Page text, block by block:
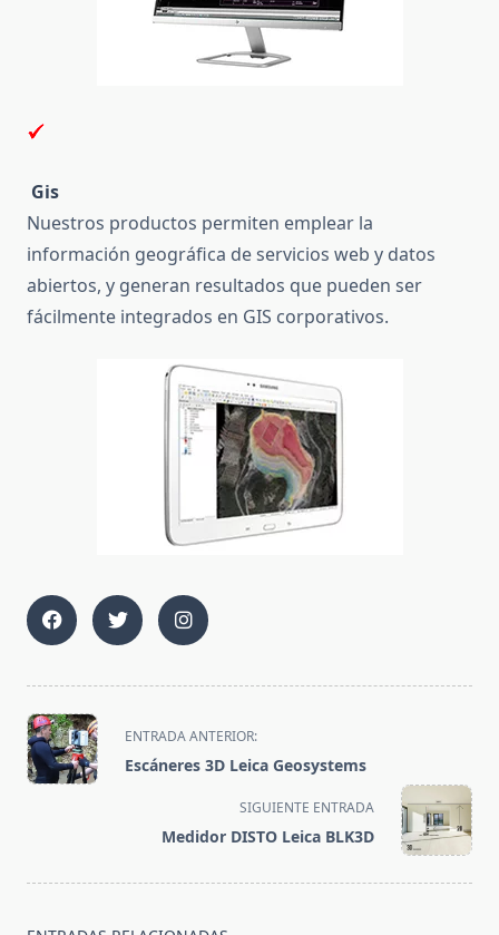
Gis
Nuestros productos permiten emplear la
información geográfica de servicios web y datos
abiertos, y generan resultados que pueden ser
fácilmente integrados en GIS corporativos.
<span
class="nav-
subtitle
ENTRADA ANTERIOR:
Escáneres 3D Leica Geosystems
SIGUIENTE ENTRADA
Medidor DISTO Leica BLK3D